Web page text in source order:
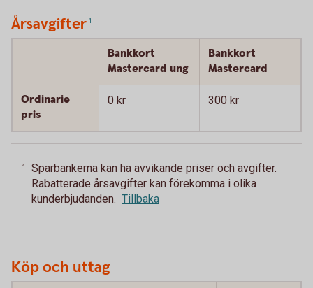
Årsavgifter 1
Bankkort
Mastercard ung
Bankkort
Mastercard
Ordinarie
pris
0 kr 300 kr
1
Sparbankerna kan ha avvikande priser och avgifter.
Rabatterade årsavgifter kan förekomma i olika
kunderbjudanden. Tillbaka
Köp och uttag